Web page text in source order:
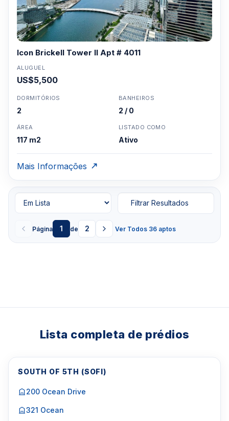
Icon Brickell Tower II Apt # 4011
ALUGUEL
US$5,500
DORMITÓRIOS
2
BANHEIROS
2 / 0
ÁREA
117 m2
LISTADO COMO
Ativo
Mais Informações
Página 1 de 2 Ver Todos 36 aptos
Filtrar Resultados
Lista completa de prédios
SOUTH OF 5TH (SOFI)
200 Ocean Drive
321 Ocean